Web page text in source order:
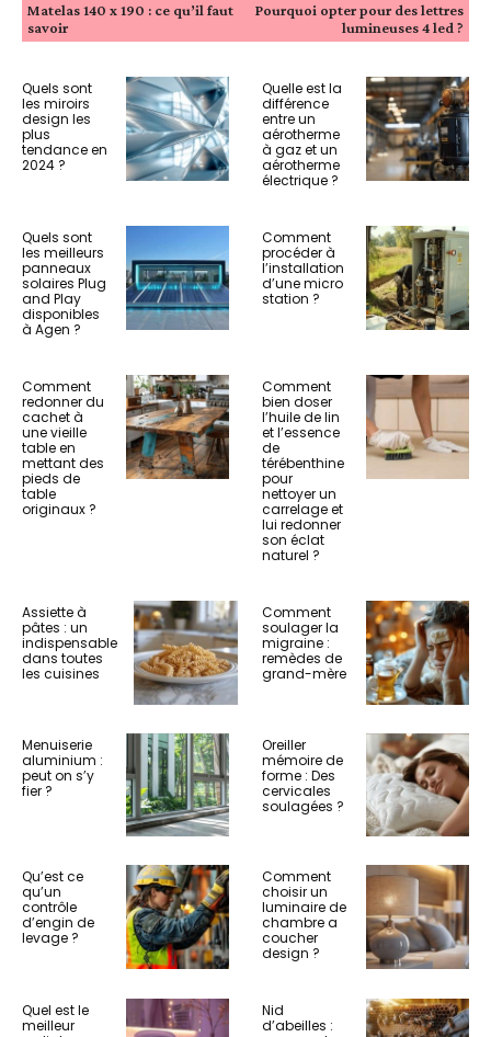
Matelas 140 x 190 : ce qu’il faut
savoir
Pourquoi opter pour des lettres
lumineuses 4 led ?
Quels sont
les miroirs
design les
plus
tendance en
2024 ?
Quelle est la
différence
entre un
aérotherme
à gaz et un
aérotherme
électrique ?
Quels sont
les meilleurs
panneaux
solaires Plug
and Play
disponibles
à Agen ?
Comment
procéder à
l’installation
d’une micro
station ?
Comment
redonner du
cachet à
une vieille
table en
mettant des
pieds de
table
originaux ?
Comment
bien doser
l’huile de lin
et l’essence
de
térébenthine
pour
nettoyer un
carrelage et
lui redonner
son éclat
naturel ?
Assiette à
pâtes : un
indispensable
dans toutes
les cuisines
Comment
soulager la
migraine :
remèdes de
grand-mère
Menuiserie
aluminium :
peut on s’y
fier ?
Oreiller
mémoire de
forme : Des
cervicales
soulagées ?
Qu’est ce
qu’un
contrôle
d’engin de
levage ?
Comment
choisir un
luminaire de
chambre a
coucher
design ?
Quel est le
meilleur
Nid
d’abeilles :